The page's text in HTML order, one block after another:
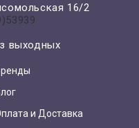
16/2
выходных
и Доставка